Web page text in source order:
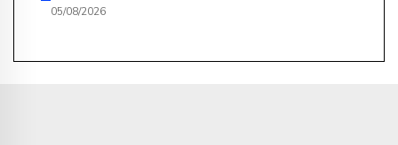
05/08/2026